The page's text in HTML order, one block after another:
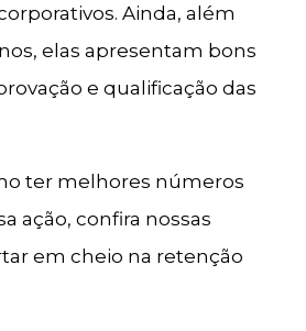
Ainda, além
elas apresentam bons
e qualificação das
ter melhores números
ação, confira nossas
em cheio na retenção